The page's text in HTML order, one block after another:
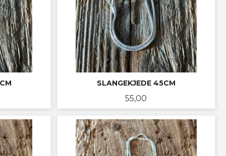
SLANGEKJEDE 45CM
Pris
55,00
KJØP